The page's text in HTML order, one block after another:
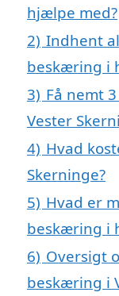
hjælpe med?
2) Indhent
beskæring i
3) Få nemt
Vester
4) Hvad
Skerninge?
5) Hvad er
beskæring i
6) Oversigt
beskæring i